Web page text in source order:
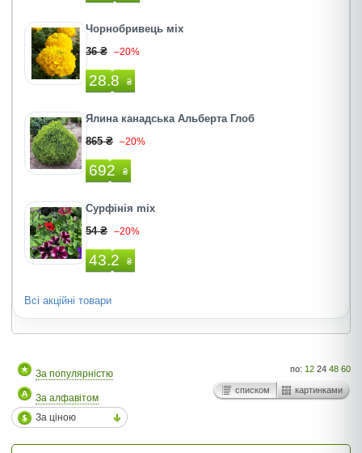
Чорнобривець міх
36 ₴ –20%
28.8 ₴
Ялина канадська Альберта Глоб
865 ₴ –20%
692 ₴
Сурфінія mix
54 ₴ –20%
43.2 ₴
Всі акційні товари
За популярністю
За алфавітом
За ціною
по: 12 24 48 60
списком картинками